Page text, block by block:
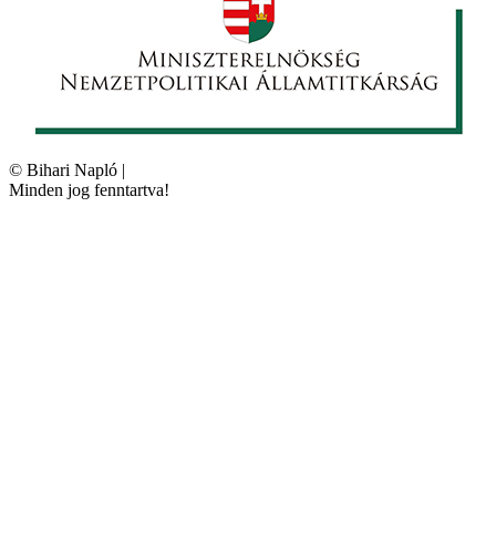
© Bihari Napló |
Minden jog fenntartva!